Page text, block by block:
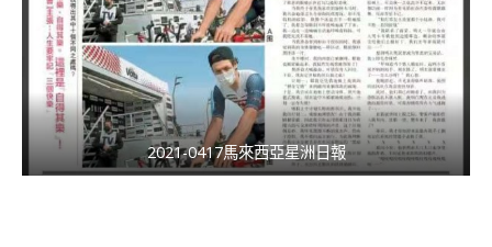
2021-0417馬來西亞星洲日報